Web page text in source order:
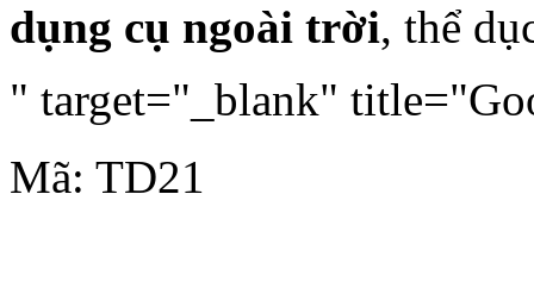
dụng cụ ngoài trời, thể
" target="_blank"
Mã: TD21